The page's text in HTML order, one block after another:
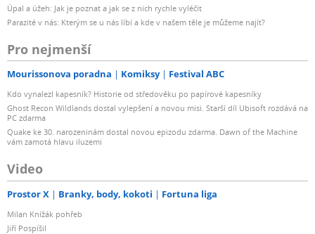
Úpal a úžeh: Jak je poznat a jak se z nich rychle vyléčit
Parazité v nás: Kterým se u nás líbí a kde v našem těle je můžeme najít?
Pro nejmenší
Mourissonova poradna Komiksy Festival ABC
Kdo vynalezl kapesník? Historie od středověku po papírové kapesníky
Ghost Recon Wildlands dostal vylepšení a novou misi. Starší díl Ubisoft rozdává na
PC zdarma
Quake ke 30. narozeninám dostal novou epizodu zdarma. Dawn of the Machine
vám zamotá hlavu iluzemi
Video
Prostor X Branky, body, kokoti Fortuna liga
Milan Knížák pohřeb
Jiří Pospíšil